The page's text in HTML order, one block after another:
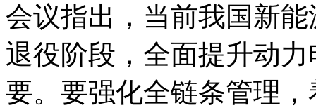
会议指出，当前我国新
退役阶段，全面提升动
要。要强化全链条管理